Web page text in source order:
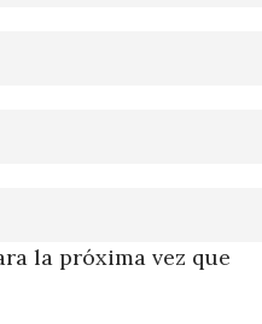
la próxima vez que